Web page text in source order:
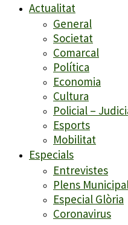
Actualitat
General
Societat
Comarcal
Política
Economia
Cultura
Policial –
Esports
Mobilitat
Especials
Entrevistes
Plens
Especial Glòria
Coronavirus